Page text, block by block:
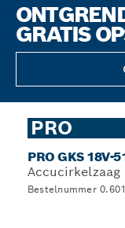
GRATIS
PRO
PRO GKS 18V-
Accucirkelzaag
Bestelnummer